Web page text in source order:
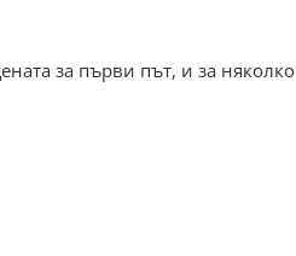
за първи път, и за няколко